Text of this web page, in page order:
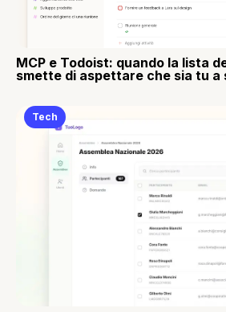
MCP e Todoist: quando la lista
smette di aspettare che sia tu a
Tech